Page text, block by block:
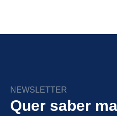
NEWSLETTER
Quer saber